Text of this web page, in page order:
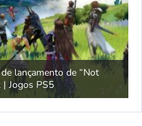
lançamento de “Not
| Jogos PS5